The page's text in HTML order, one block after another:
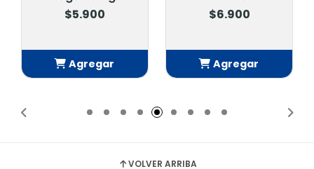
$5.900
Agregar
$6.900
Agregar
VOLVER ARRIBA